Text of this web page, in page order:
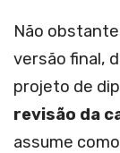
Não
versão final,
projeto de
revisão da
assume